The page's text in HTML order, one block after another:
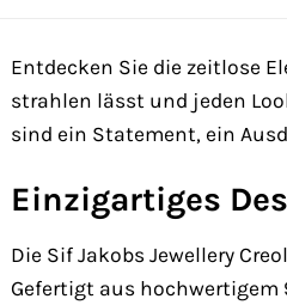
Entdecken Sie die zeitlose
strahlen lässt und jeden
sind ein Statement, ein
Einzigartiges
Die Sif Jakobs Jewellery
Gefertigt aus